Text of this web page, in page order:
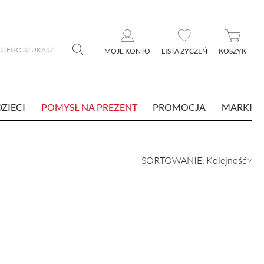
MOJE KONTO LISTA ŻYCZEŃ KOSZYK
POMYSŁ NA PREZENT PROMOCJA MARKI